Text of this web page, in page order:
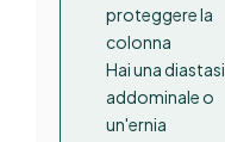
proteggere la
colonna
Hai una diastasi
addominale o
un'ernia